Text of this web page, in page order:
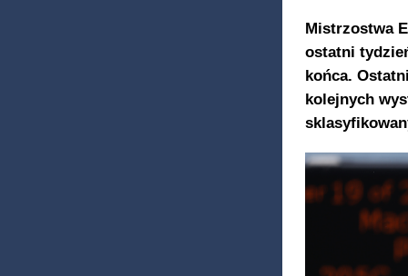
Mistrzostwa
ostatni
końca.
kolejnych